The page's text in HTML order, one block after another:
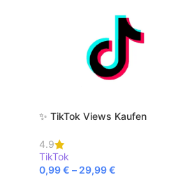
✨ TikTok Views Kaufen
4.9
TikTok
0,99€ – 29,99€